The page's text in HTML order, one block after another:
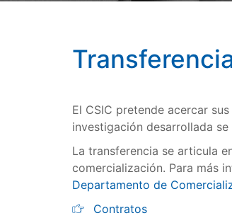
El CSIC pretende acercar
investigación desarrollada
La transferencia se articula
comercialización. Para más
Departamento de
Contratos